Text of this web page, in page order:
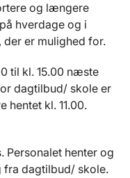
og længere
hverdage og i
er mulighed for.
til kl. 15.00 næste
dagtilbud/ skole er
hentet kl. 11.00.
Personalet henter og
fra dagtilbud/ skole.